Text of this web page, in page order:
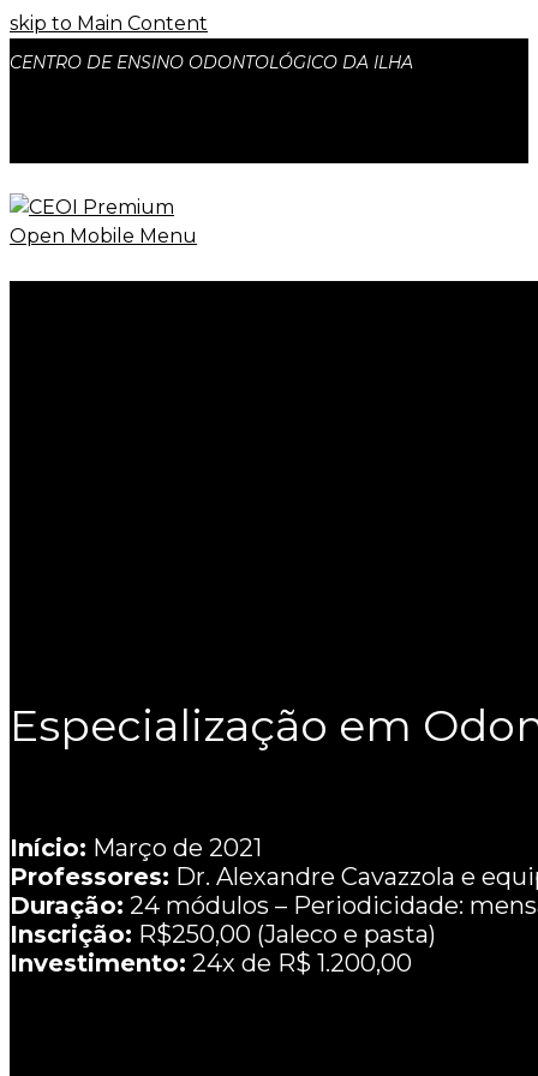
skip to Main Content
CENTRO DE ENSINO ODONTOLÓGICO DA ILHA
Open Mobile Menu
Especialização em
Início: Março de 2021
Professores: Dr. Alexandre Cavazzola e
Duração: 24 módulos – Periodicidade:
Inscrição: R$250,00 (Jaleco e pasta)
Investimento: 24x de R$ 1.200,00